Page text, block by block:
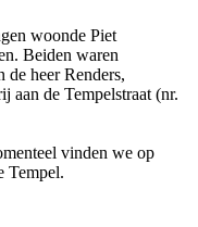
woonde Piet
Beiden waren
de heer Renders,
aan de Tempelstraat (nr.
vinden we op
Tempel.